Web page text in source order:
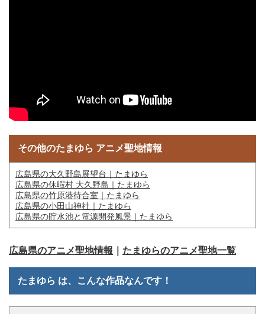
その他のたまゆら アニメ聖地情報
広島県の大久野島展望台｜たまゆら
広島県の休暇村 大久野島｜たまゆら
広島県の竹原港待合室｜たまゆら
広島県の小田山神社｜たまゆら
広島県の貯水池と電源開発風景｜たまゆら
広島県のアニメ聖地情報 たまゆらのアニメ聖地一覧
たまゆら は、こんな作品なんです！